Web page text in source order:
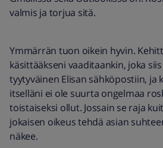
valmis ja torjua sitä.
Ymmärrän tuon oikein hyvin.
käsittääkseni vaaditaankin, joka
tyytyväinen Elisan sähköpostiin, ja
itselläni ei ole suurta ongelmaa
toistaiseksi ollut. Jossain se raja
jokaisen oikeus tehdä asian
näkee.